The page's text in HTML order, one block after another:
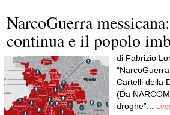
NarcoGuerra
continua e il popolo
di Fabrizio
Cartelli della
(Da
droghe”...